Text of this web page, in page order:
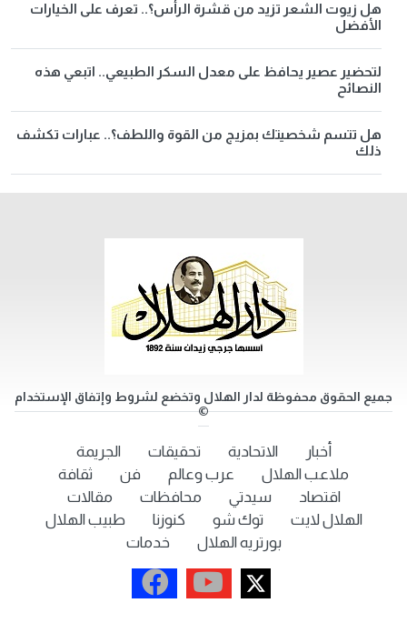
هل زيوت الشعر تزيد من قشرة الرأس؟.. تعرف على الخيارات
الأفضل
لتحضير عصير يحافظ على معدل السكر الطبيعي.. اتبعي هذه
النصائح
هل تتسم شخصيتك بمزيج من القوة واللطف؟.. عبارات تكشف
ذلك
جميع الحقوق محفوظة لدار الهلال وتخضع لشروط وإتفاق الإستخدام
©
أخبار الاتحادية تحقيقات
الجريمة
ملاعب الهلال
عرب وعالم فن
ثقافة
اقتصاد
سيدتي محافظات
مقالات
الهلال لايت
توك شو كنوزنا
طبيب الهلال
بورتريه الهلال
خدمات